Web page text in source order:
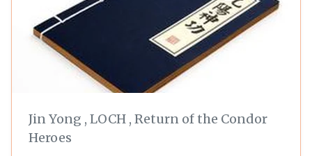
Jin Yong , LOCH , Return of the Condor
Heroes